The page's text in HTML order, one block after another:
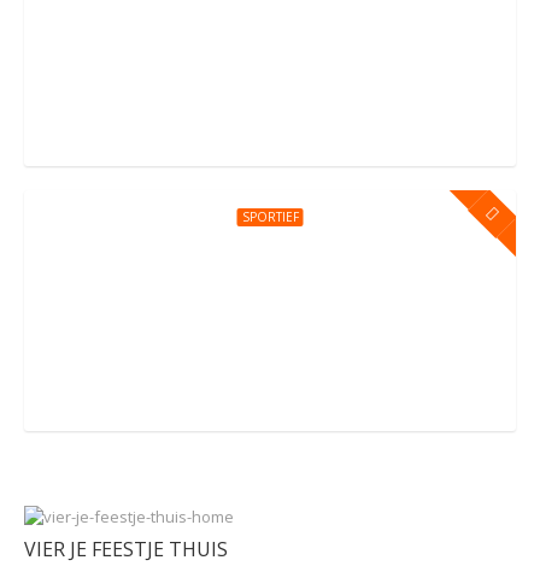
SPORTIEF
VIER JE FEESTJE THUIS